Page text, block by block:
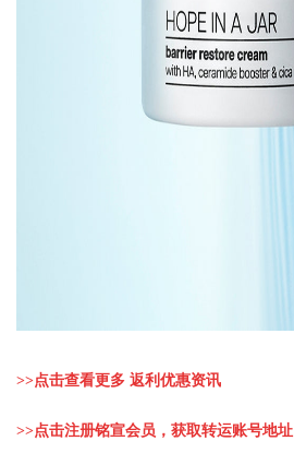
>>点击查看更多 返利优惠资讯
>>点击注册铭宣会员，获取转运账号地址